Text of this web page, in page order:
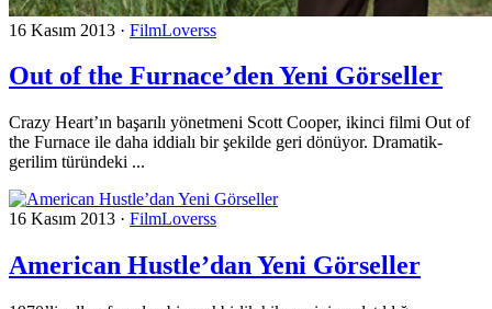
16 Kasım 2013 · FilmLoverss
Out of the Furnace’den Yeni Görseller
Crazy Heart’ın başarılı yönetmeni Scott Cooper, ikinci filmi Out of
the Furnace ile daha iddialı bir şekilde geri dönüyor. Dramatik-
gerilim türündeki ...
16 Kasım 2013 · FilmLoverss
American Hustle’dan Yeni Görseller